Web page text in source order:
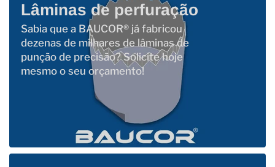
Lâminas de perfuração
Sabia que a BAUCOR® já fabricou
dezenas de milhares de lâminas de
punção de precisão? Solicite hoje
mesmo o seu orçamento!